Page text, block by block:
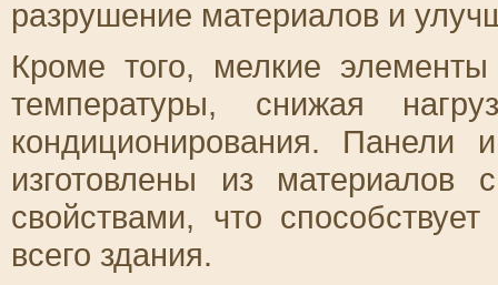
разрушение материалов и
Кроме того, мелкие
температуры, снижая
кондиционирования.
изготовлены из материалов
свойствами, что
всего здания.